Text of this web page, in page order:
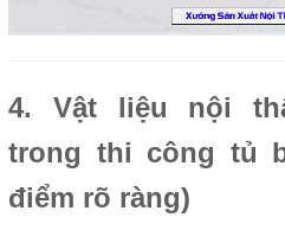
4. Vật liệu nội
trong thi công tủ
điểm rõ ràng)